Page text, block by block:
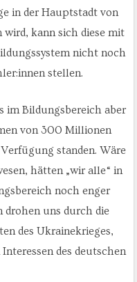
in der Hauptstadt von
kann sich diese mit
nicht noch
stellen.
im Bildungsbereich aber
von 300 Millionen
standen. Wäre
hätten „wir alle“ in
noch enger
drohen uns durch die
des Ukrainekrieges,
des deutschen